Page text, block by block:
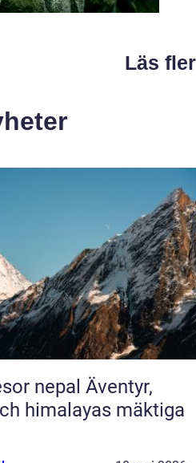
Läs
Äventyr,
himalayas mäktiga